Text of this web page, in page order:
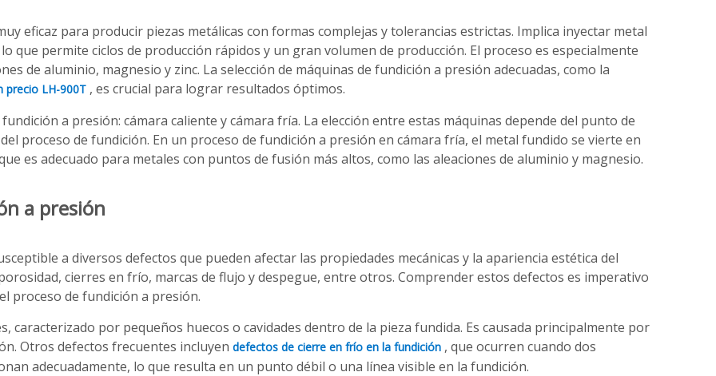
eficaz para producir piezas metálicas con formas complejas y tolerancias estrictas. Implica inyectar metal
que permite ciclos de producción rápidos y un gran volumen de producción. El proceso es especialmente
de aluminio, magnesio y zinc. La selección de máquinas de fundición a presión adecuadas, como la
precio LH-900T , es crucial para lograr resultados óptimos.
a presión: cámara caliente y cámara fría. La elección entre estas máquinas depende del punto de
proceso de fundición. En un proceso de fundición a presión en cámara fría, el metal fundido se vierte en
es adecuado para metales con puntos de fusión más altos, como las aleaciones de aluminio y magnesio.
a presión
a diversos defectos que pueden afectar las propiedades mecánicas y la apariencia estética del
cierres en frío, marcas de flujo y despegue, entre otros. Comprender estos defectos es imperativo
proceso de fundición a presión.
caracterizado por pequeños huecos o cavidades dentro de la pieza fundida. Es causada principalmente por
Otros defectos frecuentes incluyen defectos de cierre en frío en la fundición , que ocurren cuando dos
adecuadamente, lo que resulta en un punto débil o una línea visible en la fundición.